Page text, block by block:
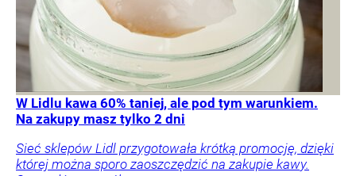
W Lidlu kawa 60% taniej, ale pod tym warunkiem.
Na zakupy masz tylko 2 dni
Sieć sklepów Lidl przygotowała krótką promocję, dzięki
której można sporo zaoszczędzić na zakupie kawy.